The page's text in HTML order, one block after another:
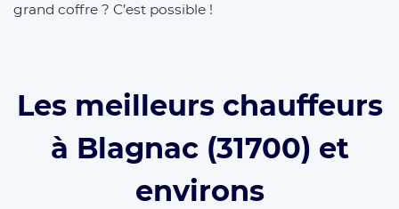
grand coffre ? C’est possible !
Les meilleurs chauffeurs
à Blagnac (31700) et
environs